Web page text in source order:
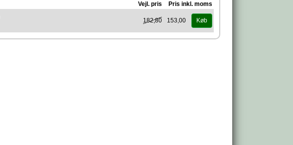
Vejl. pris Pris inkl. moms
182,80 153,00 Køb